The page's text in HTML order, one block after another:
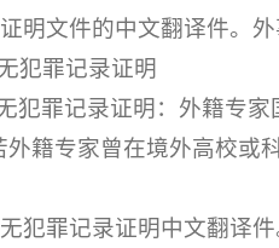
明文件的中文翻译件。
犯罪记录证明
犯罪记录证明：外籍专
外籍专家曾在境外高校或
犯罪记录证明中文翻译